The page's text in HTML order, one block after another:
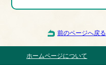
前のページへ戻る
ホームページについて